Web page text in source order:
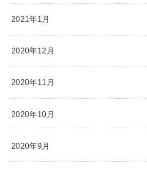
2021年1月
2020年12月
2020年11月
2020年10月
2020年9月